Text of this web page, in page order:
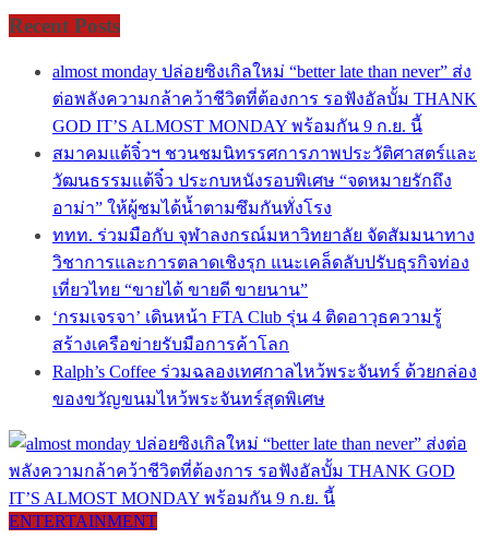
Recent Posts
almost monday ปล่อยซิงเกิลใหม่ “better late than never” ส่ง
ต่อพลังความกล้าคว้าชีวิตที่ต้องการ รอฟังอัลบั้ม THANK
GOD IT’S ALMOST MONDAY พร้อมกัน 9 ก.ย. นี้
สมาคมแต้จิ๋วฯ ชวนชมนิทรรศการภาพประวัติศาสตร์และ
วัฒนธรรมแต้จิ๋ว ประกบหนังรอบพิเศษ “จดหมายรักถึง
อาม่า” ให้ผู้ชมได้น้ำตามซึมกันทั่งโรง
ททท. ร่วมมือกับ จุฬาลงกรณ์มหาวิทยาลัย จัดสัมมนาทาง
วิชาการและการตลาดเชิงรุก แนะเคล็ดลับปรับธุรกิจท่อง
เที่ยวไทย “ขายได้ ขายดี ขายนาน”
‘กรมเจรจา’ เดินหน้า FTA Club รุ่น 4 ติดอาวุธความรู้
สร้างเครือข่ายรับมือการค้าโลก
Ralph’s Coffee ร่วมฉลองเทศกาลไหว้พระจันทร์ ด้วยกล่อง
ของขวัญขนมไหว้พระจันทร์สุดพิเศษ
ENTERTAINMENT